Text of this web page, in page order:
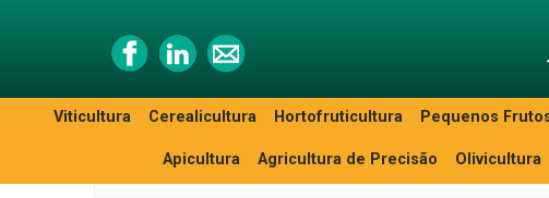
Viticultura Cerealicultura Hortofruticultura Pequenos
Apicultura Agricultura de Precisão Olivicultura